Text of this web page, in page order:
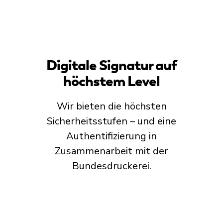
Digitale Signatur auf
höchstem Level
Wir bieten die höchsten
Sicherheitsstufen – und eine
Authentifizierung in
Zusammenarbeit mit der
Bundesdruckerei.